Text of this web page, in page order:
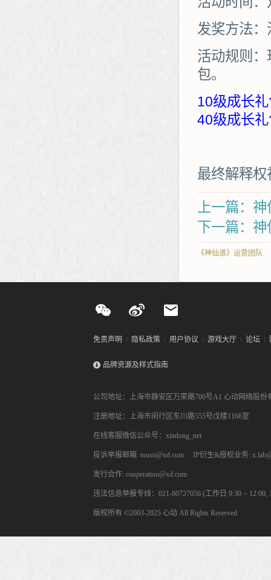
发奖方法
活动规则
包。
10级成长
40级成长
最终解释
上一篇：
下一篇：
《神仙道》运营团队
免责声明 隐私政策 用户协议 游戏大厅 论坛
品牌资源及样式指南
公司地址：上海市静安区万荣路700号A1 心动网络股份
注册地址：上海市闵行区东川路555号戊楼1166室
在线客服微信公众号：xindong_net
投诉举报邮箱: tousu@xd.com IP衍生&授权业务:
发行合作: cooperation@xd.com
违法信息举报专线：021-60727056 (工作日 9:30 ~ 12:00,
版权所有 ©2003-2025 心动 All Rights Reserved